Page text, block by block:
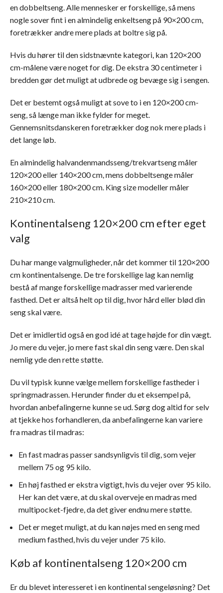
en dobbeltseng. Alle mennesker er forskellige, så mens
nogle sover fint i en almindelig enkeltseng på 90×200 cm,
foretrækker andre mere plads at boltre sig på.
Hvis du hører til den sidstnævnte kategori, kan 120×200
cm-målene være noget for dig. De ekstra 30 centimeter i
bredden gør det muligt at udbrede og bevæge sig i sengen.
Det er bestemt også muligt at sove to i en 120×200 cm-
seng, så længe man ikke fylder for meget.
Gennemsnitsdanskeren foretrækker dog nok mere plads i
det lange løb.
En almindelig halvandenmandsseng/trekvartseng måler
120×200 eller 140×200 cm, mens dobbeltsenge måler
160×200 eller 180×200 cm. King size modeller måler
210×210 cm.
Kontinentalseng 120×200 cm efter eget
valg
Du har mange valgmuligheder, når det kommer til 120×200
cm kontinentalsenge. De tre forskellige lag kan nemlig
bestå af mange forskellige madrasser med varierende
fasthed. Det er altså helt op til dig, hvor hård eller blød din
seng skal være.
Det er imidlertid også en god idé at tage højde for din vægt.
Jo mere du vejer, jo mere fast skal din seng være. Den skal
nemlig yde den rette støtte.
Du vil typisk kunne vælge mellem forskellige fastheder i
springmadrassen. Herunder finder du et eksempel på,
hvordan anbefalingerne kunne se ud. Sørg dog altid for selv
at tjekke hos forhandleren, da anbefalingerne kan variere
fra madras til madras:
En fast madras passer sandsynligvis til dig, som vejer
mellem 75 og 95 kilo.
En høj fasthed er ekstra vigtigt, hvis du vejer over 95 kilo.
Her kan det være, at du skal overveje en madras med
multipocket-fjedre, da det giver endnu mere støtte.
Det er meget muligt, at du kan nøjes med en seng med
medium fasthed, hvis du vejer under 75 kilo.
Køb af kontinentalseng 120×200 cm
Er du blevet interesseret i en kontinental sengeløsning? Det